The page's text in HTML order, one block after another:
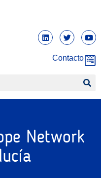
Contacto
Network